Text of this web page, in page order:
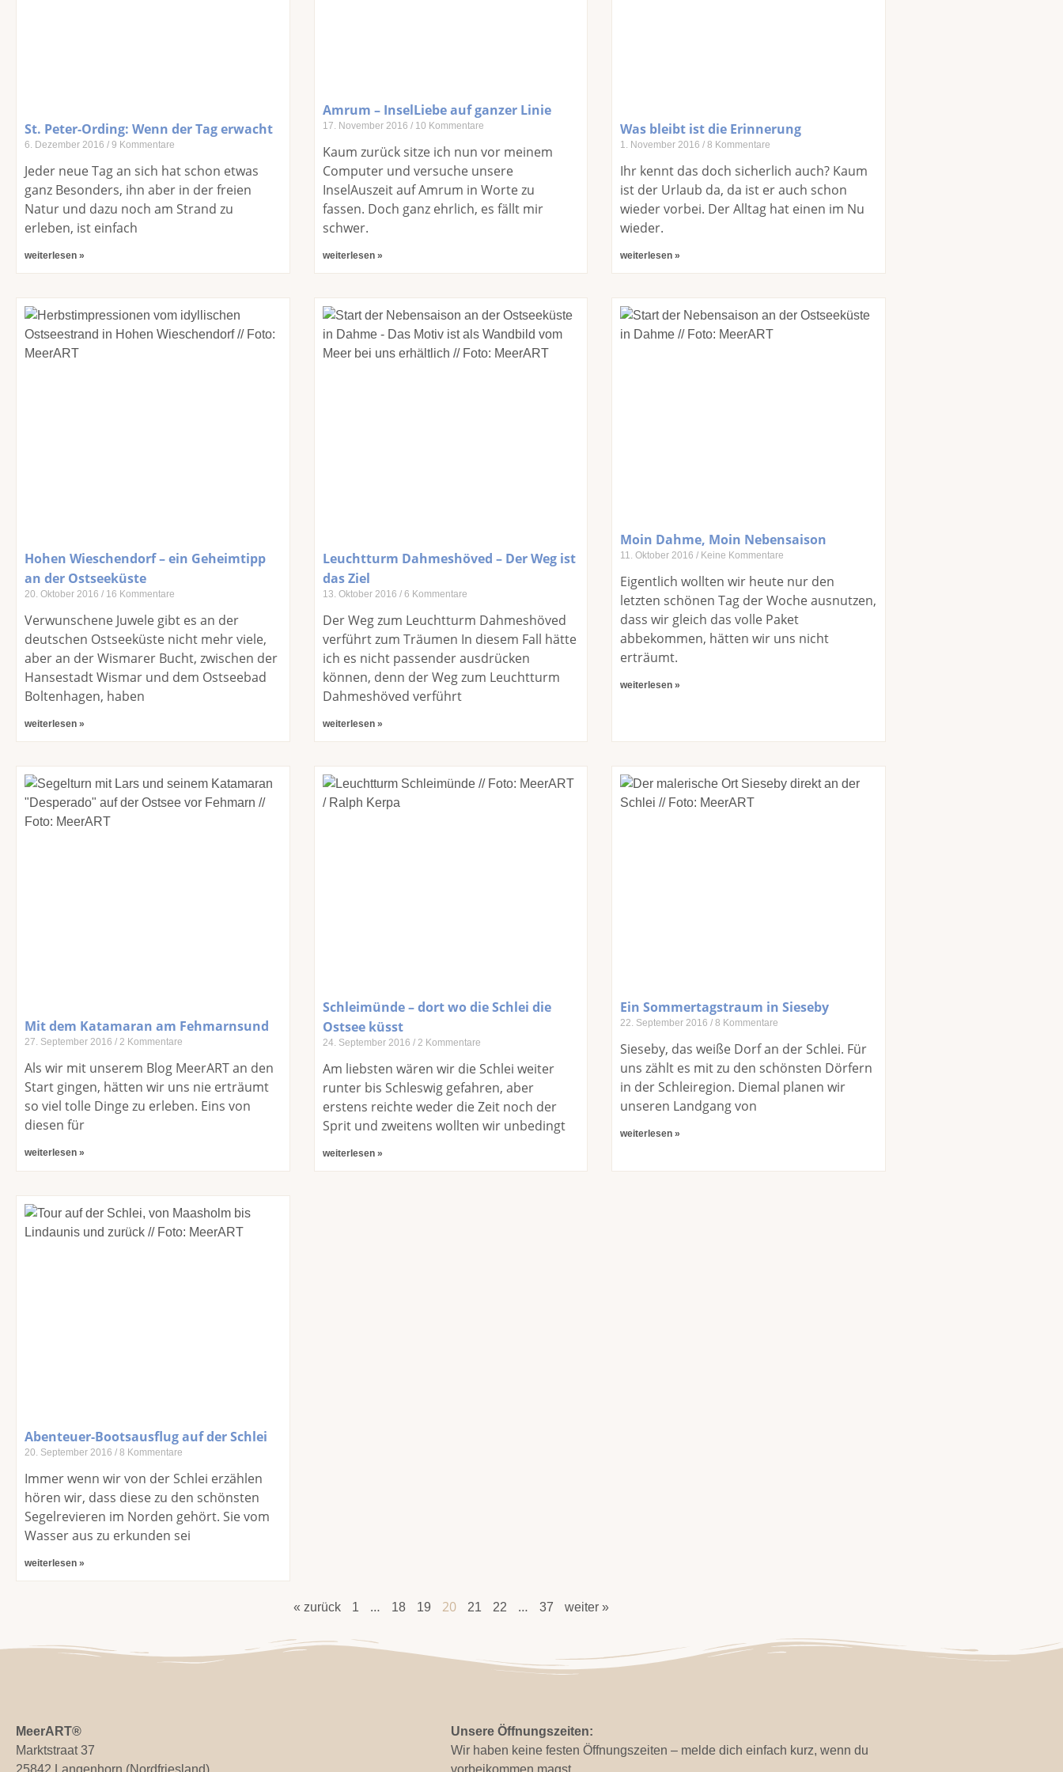
St. Peter-Ording: Wenn der Tag erwacht
6. Dezember 2016 9 Kommentare
Jeder neue Tag an sich hat schon etwas
ganz Besonders, ihn aber in der freien
Natur und dazu noch am Strand zu
erleben, ist einfach
weiterlesen »
Amrum – InselLiebe auf ganzer Linie
17. November 2016 10 Kommentare
Kaum zurück sitze ich nun vor meinem
Computer und versuche unsere
InselAuszeit auf Amrum in Worte zu
fassen. Doch ganz ehrlich, es fällt mir
schwer.
weiterlesen »
Was bleibt ist die Erinnerung
1. November 2016 8 Kommentare
Ihr kennt das doch sicherlich auch? Kaum
ist der Urlaub da, da ist er auch schon
wieder vorbei. Der Alltag hat einen im Nu
wieder.
weiterlesen »
Hohen Wieschendorf – ein Geheimtipp
an der Ostseeküste
20. Oktober 2016 16 Kommentare
Verwunschene Juwele gibt es an der
deutschen Ostseeküste nicht mehr viele,
aber an der Wismarer Bucht, zwischen der
Hansestadt Wismar und dem Ostseebad
Boltenhagen, haben
weiterlesen »
Leuchtturm Dahmeshöved – Der Weg ist
das Ziel
13. Oktober 2016 6 Kommentare
Der Weg zum Leuchtturm Dahmeshöved
verführt zum Träumen In diesem Fall hätte
ich es nicht passender ausdrücken
können, denn der Weg zum Leuchtturm
Dahmeshöved verführt
weiterlesen »
Moin Dahme, Moin Nebensaison
11. Oktober 2016 Keine Kommentare
Eigentlich wollten wir heute nur den
letzten schönen Tag der Woche ausnutzen,
dass wir gleich das volle Paket
abbekommen, hätten wir uns nicht
erträumt.
weiterlesen »
Mit dem Katamaran am Fehmarnsund
27. September 2016 2 Kommentare
Als wir mit unserem Blog MeerART an den
Start gingen, hätten wir uns nie erträumt
so viel tolle Dinge zu erleben. Eins von
diesen für
weiterlesen »
Schleimünde – dort wo die Schlei die
Ostsee küsst
24. September 2016 2 Kommentare
Am liebsten wären wir die Schlei weiter
runter bis Schleswig gefahren, aber
erstens reichte weder die Zeit noch der
Sprit und zweitens wollten wir unbedingt
weiterlesen »
Ein Sommertagstraum in Sieseby
22. September 2016 8 Kommentare
Sieseby, das weiße Dorf an der Schlei. Für
uns zählt es mit zu den schönsten Dörfern
in der Schleiregion. Diemal planen wir
unseren Landgang von
weiterlesen »
Abenteuer-Bootsausflug auf der Schlei
20. September 2016 8 Kommentare
Immer wenn wir von der Schlei erzählen
hören wir, dass diese zu den schönsten
Segelrevieren im Norden gehört. Sie vom
Wasser aus zu erkunden sei
weiterlesen »
« zurück 1 … 18 19 20 21 22 … 37 weiter »
MeerART®
Marktstraat 37
25842 Langenhorn (Nordfriesland)
Unsere Öffnungszeiten:
Wir haben keine festen Öffnungszeiten – melde dich einfach kurz, wenn du
vorbeikommen magst.